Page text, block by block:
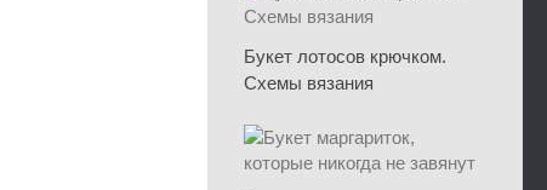
Букет лотосов крючком.
Схемы вязания